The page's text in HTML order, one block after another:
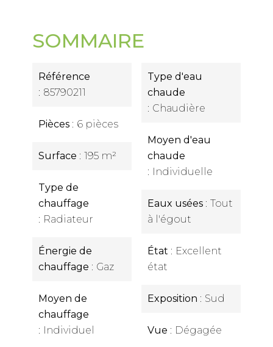
SOMMAIRE
Référence
85790211
Pièces 6 pièces
Surface 195 m²
Type de
chauffage
Radiateur
Énergie de
chauffage
Gaz
Moyen de
chauffage
Individuel
Type d'eau
chaude
Chaudière
Moyen d'eau
chaude
Individuelle
Eaux usées
Tout
à l'égout
État
Excellent
état
Exposition Sud
Vue Dégagée